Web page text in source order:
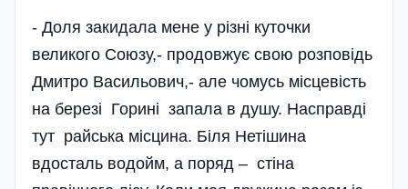
- Доля закидала мене у різні куточки
великого Союзу,- продовжує свою розповідь
Дмитро Васильович,- але чомусь місцевість
на березі Горині запала в душу. Насправді
тут райська місцина. Біля Нетішина
вдосталь водойм, а поряд – стіна